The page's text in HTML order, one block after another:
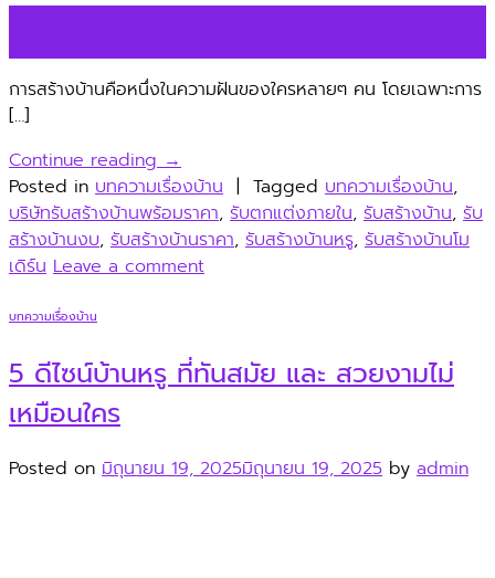
การสร้างบ้านคือหนึ่งในความฝันของใครหลายๆ คน โดยเฉพาะการ
[…]
Continue reading→
Posted in บทความเรื่องบ้าน | Tagged บทความเรื่องบ้าน,
บริษัทรับสร้างบ้านพร้อมราคา, รับตกแต่งภายใน, รับสร้างบ้าน, รับ
สร้างบ้านงบ, รับสร้างบ้านราคา, รับสร้างบ้านหรู, รับสร้างบ้านโม
เดิร์น Leave a comment
บทความเรื่องบ้าน
5 ดีไซน์บ้านหรู ที่ทันสมัย และ สวยงามไม่
เหมือนใคร
Posted on มิถุนายน 19, 2025มิถุนายน 19, 2025 by admin